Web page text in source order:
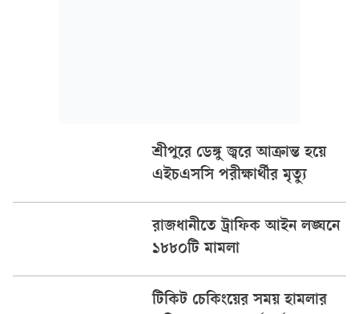
শ্রীপুরে ডেঙ্গু জ্বরে আক্রান্ত হয়ে
এইচএসসি পরীক্ষার্থীর মৃত্যু
রাজধানীতে ট্রাফিক আইন লঙ্ঘনে
১৮৮০টি মামলা
টিকিট চেকিংয়ের সময় হামলার